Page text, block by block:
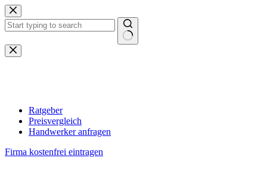
Zum
Inhalt
springen
Keine
Ergebnisse
Ratgeber
Preisvergleich
Handwerker anfragen
Firma kostenfrei eintragen